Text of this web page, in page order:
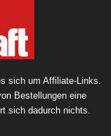
sich um Affiliate-Links.
Bestellungen eine
sich dadurch nichts.